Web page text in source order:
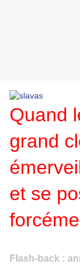
Quand
grand
et se
Flash-back :